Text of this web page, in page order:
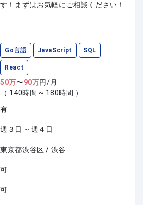
！まずはお気軽にご相談ください！
Go言語 JavaScript SQL
React
50万〜90万円/月
（ 140時間 ~ 180時間 ）
有
週３日 ~ 週４日
東京都渋谷区 / 渋谷
可
可